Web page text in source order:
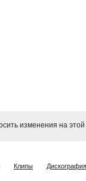
изменения на
Клипы Дискография